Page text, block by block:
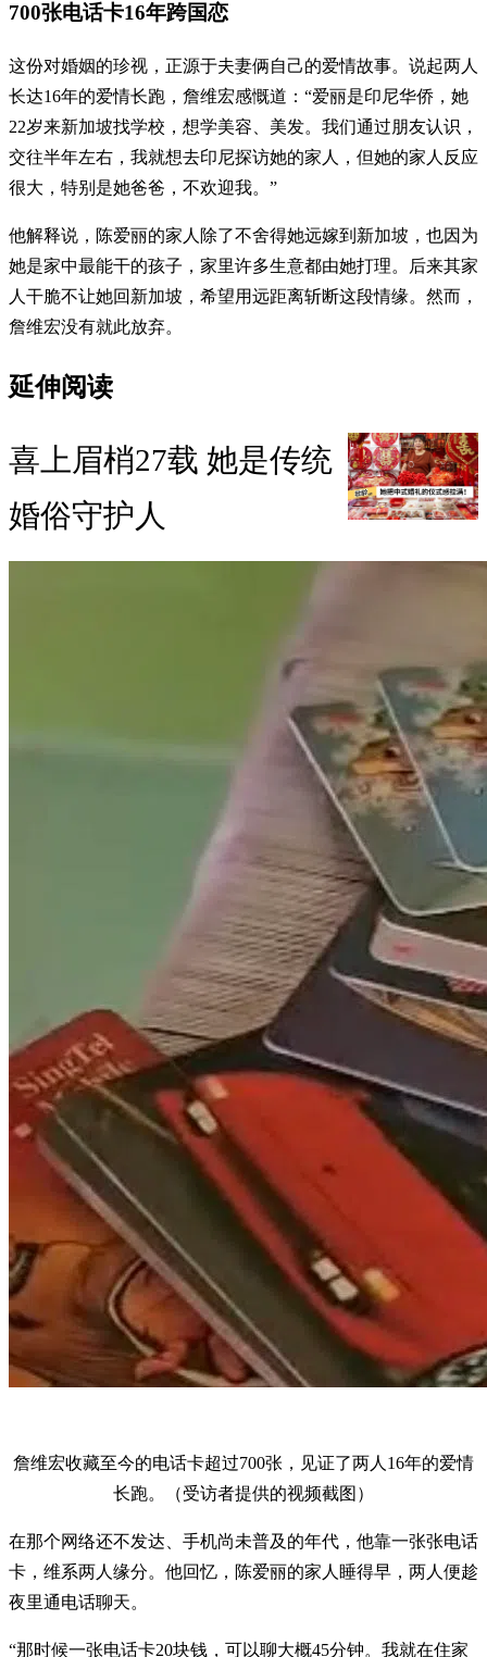
700张电话卡16年跨国恋
这份对婚姻的珍视，正源于夫妻俩自己的爱情故事。说起两人
长达16年的爱情长跑，詹维宏感慨道：“爱丽是印尼华侨，她
22岁来新加坡找学校，想学美容、美发。我们通过朋友认识，
交往半年左右，我就想去印尼探访她的家人，但她的家人反应
很大，特别是她爸爸，不欢迎我。”
他解释说，陈爱丽的家人除了不舍得她远嫁到新加坡，也因为
她是家中最能干的孩子，家里许多生意都由她打理。后来其家
人干脆不让她回新加坡，希望用远距离斩断这段情缘。然而，
詹维宏没有就此放弃。
延伸阅读
喜上眉梢27载 她是传统
婚俗守护人
詹维宏收藏至今的电话卡超过700张，见证了两人16年的爱情
长跑。（受访者提供的视频截图）
在那个网络还不发达、手机尚未普及的年代，他靠一张张电话
卡，维系两人缘分。他回忆，陈爱丽的家人睡得早，两人便趁
夜里通电话聊天。
“那时候一张电话卡20块钱，可以聊大概45分钟。我就在住家